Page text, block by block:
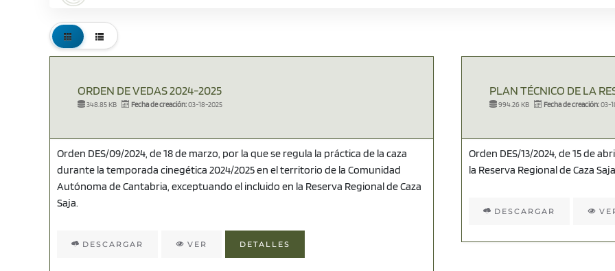
ORDEN DE VEDAS 2024-2025
348.85 KB Fecha de creación:03-18-2025
Orden DES/09/2024, de 18 de marzo, por la que se regula la práctica de la caza
durante la temporada cinegética 2024/2025 en el territorio de la Comunidad
Autónoma de Cantabria, exceptuando el incluido en la Reserva Regional de Caza
Saja.
DESCARGAR VER DETALLES
PLAN TÉCNICO DE LA
994.26 KB Fecha de creación:03-
Orden DES/13/2024, de 15 de
la Reserva Regional de Caza
DESCARGAR